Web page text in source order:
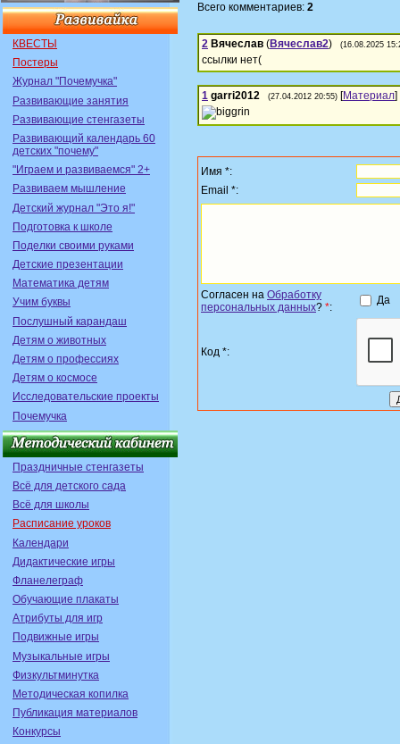
КВЕСТЫ
Постеры
Журнал "Почемучка"
Развивающие занятия
Развивающие стенгазеты
Развивающий календарь 60
детских "почему"
"Играем и развиваемся" 2+
Развиваем мышление
Детский журнал "Это я!"
Подготовка к школе
Поделки своими руками
Детские презентации
Математика детям
Учим буквы
Послушный карандаш
Детям о животных
Детям о профессиях
Детям о космосе
Исследовательские проекты
Почемучка
Праздничные стенгазеты
Всё для детского сада
Всё для школы
Расписание уроков
Календари
Дидактические игры
Фланелеграф
Обучающие плакаты
Атрибуты для игр
Подвижные игры
Музыкальные игры
Физкультминутка
Методическая копилка
Публикация материалов
Конкурсы
Всего комментариев: 2
2 Вячеслав (Вячеслав2) (16.08.2025
ссылки нет(
1 garri2012 (27.04.2012 20:55) [Материал]
Имя *:
Email *:
Согласен на Обработку
персональных данных? *:
Да
Код *: